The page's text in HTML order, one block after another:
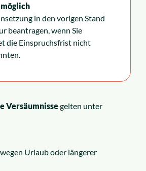
in den vorigen Stand
beantragen, wenn Sie
die Einspruchsfrist nicht
Versäumnissegelten unter
Urlaub oder längerer